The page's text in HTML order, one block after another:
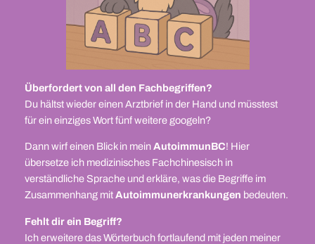
Überfordert von all den Fachbegriffen?
Du hältst wieder einen Arztbrief in der Hand und müsstest
für ein einziges Wort fünf weitere googeln?
Dann wirf einen Blick in meinAutoimmunBC! Hier
übersetze ich medizinisches Fachchinesisch in
verständliche Sprache und erkläre, was die Begriffe im
Zusammenhang mitAutoimmunerkrankungen bedeuten.
Fehlt dir ein Begriff?
Ich erweitere das Wörterbuch fortlaufend mit jeden meiner